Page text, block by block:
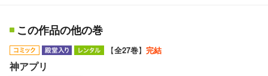
この作品の他の巻
【全27巻】 完結
神アプリ